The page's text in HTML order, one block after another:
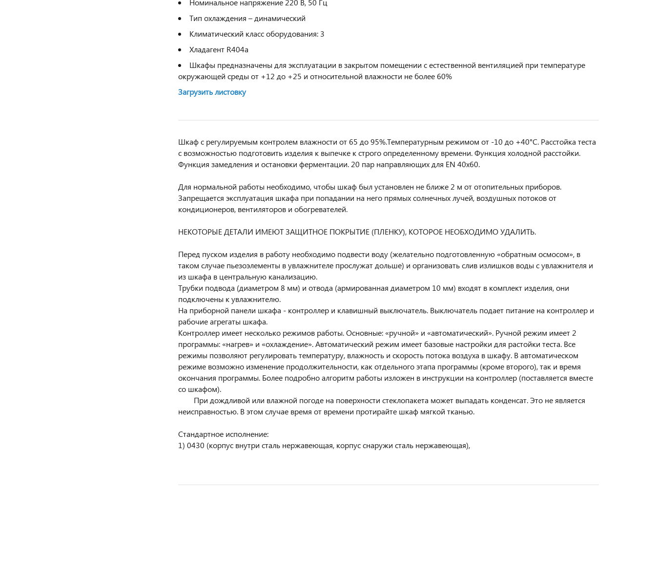
Номинальное напряжение 220 В, 50 Гц
Тип охлаждения – динамический
Климатический класс оборудования: 3
Хладагент R404a
Шкафы предназначены для эксплуатации в закрытом помещении с естественной вентиляцией при температуре
окружающей среды от +12 до +25 и относительной влажности не более 60%
Загрузить листовку
Шкаф с регулируемым контролем влажности от 65 до 95%.Температурным режимом от -10 до +40°С. Расстойка теста
с возможностью подготовить изделия к выпечке к строго определенному времени. Функция холодной расстойки.
Функция замедления и остановки ферментации. 20 пар направляющих для EN 40х60.
Для нормальной работы необходимо, чтобы шкаф был установлен не ближе 2 м от отопительных приборов.
Запрещается эксплуатация шкафа при попадании на него прямых солнечных лучей, воздушных потоков от
кондиционеров, вентиляторов и обогревателей.
НЕКОТОРЫЕ ДЕТАЛИ ИМЕЮТ ЗАЩИТНОЕ ПОКРЫТИЕ (ПЛЕНКУ), КОТОРОЕ НЕОБХОДИМО УДАЛИТЬ.
Перед пуском изделия в работу необходимо подвести воду (желательно подготовленную «обратным осмосом», в
таком случае пьезоэлементы в увлажнителе прослужат дольше) и организовать слив излишков воды с увлажнителя и
из шкафа в центральную канализацию.
Трубки подвода (диаметром 8 мм) и отвода (армированная диаметром 10 мм) входят в комплект изделия, они
подключены к увлажнителю.
На приборной панели шкафа - контроллер и клавишный выключатель. Выключатель подает питание на контроллер и
рабочие агрегаты шкафа.
Контроллер имеет несколько режимов работы. Основные: «ручной» и «автоматический». Ручной режим имеет 2
программы: «нагрев» и «охлаждение». Автоматический режим имеет базовые настройки для растойки теста. Все
режимы позволяют регулировать температуру, влажность и скорость потока воздуха в шкафу. В автоматическом
режиме возможно изменение продолжительности, как отдельного этапа программы (кроме второго), так и время
окончания программы. Более подробно алгоритм работы изложен в инструкции на контроллер (поставляется вместе
со шкафом).
При дождливой или влажной погоде на поверхности стеклопакета может выпадать конденсат. Это не является
неисправностью. В этом случае время от времени протирайте шкаф мягкой тканью.
Стандартное исполнение:
1) 0430 (корпус внутри сталь нержавеющая, корпус снаружи сталь нержавеющая),